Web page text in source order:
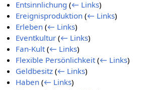
Entsinnlichung (← Links)
Ereignisproduktion (← Links)
Erleben (← Links)
Eventkultur (← Links)
Fan-Kult (← Links)
Flexible Persönlichkeit (← Links)
Geldbesitz (← Links)
Haben (← Links)